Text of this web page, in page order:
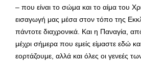
– που είναι το σώμα και το αίμα του
εισαγωγή μας μέσα στον τόπο της
πάντοτε διαχρονικά. Και η Παναγία,
μέχρι σήμερα που εμείς είμαστε εδώ
εορτάζουμε, αλλά και όλες οι γενεές